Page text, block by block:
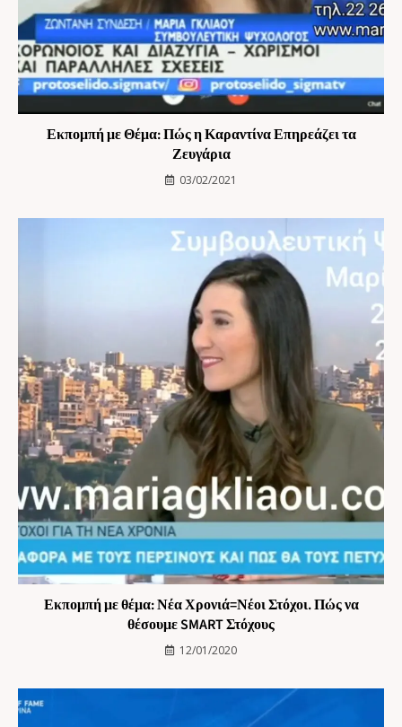
Εκπομπή με Θέμα: Πώς η Καραντίνα Επηρεάζει τα
Ζευγάρια
03/02/2021
Εκπομπή με θέμα: Νέα Χρονιά=Νέοι Στόχοι. Πώς να
θέσουμε SMART Στόχους
12/01/2020